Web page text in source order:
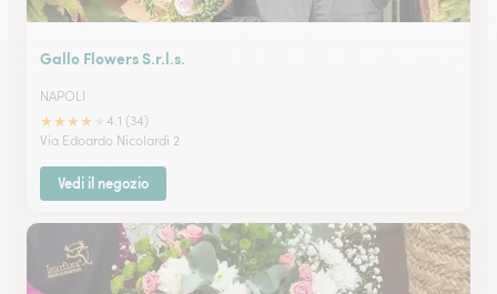
Gallo Flowers S.r.l.s.
NAPOLI
★★★★
4.1 (34)
Via Edoardo Nicolardi 2
Vedi il negozio